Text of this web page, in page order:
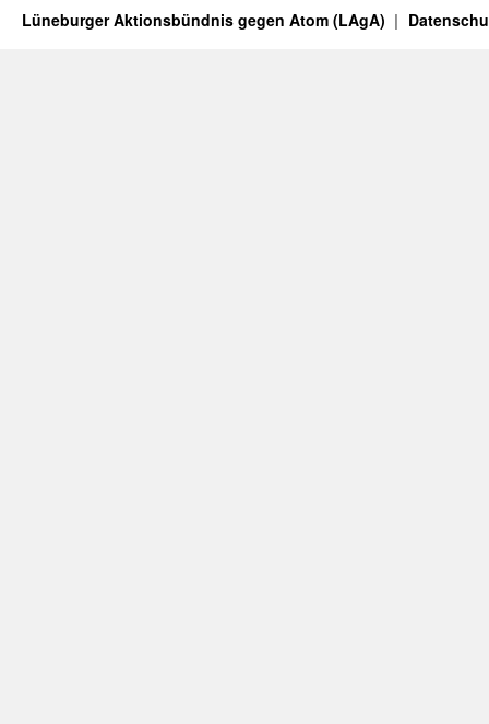
Lüneburger Aktionsbündnis gegen Atom (LAgA)